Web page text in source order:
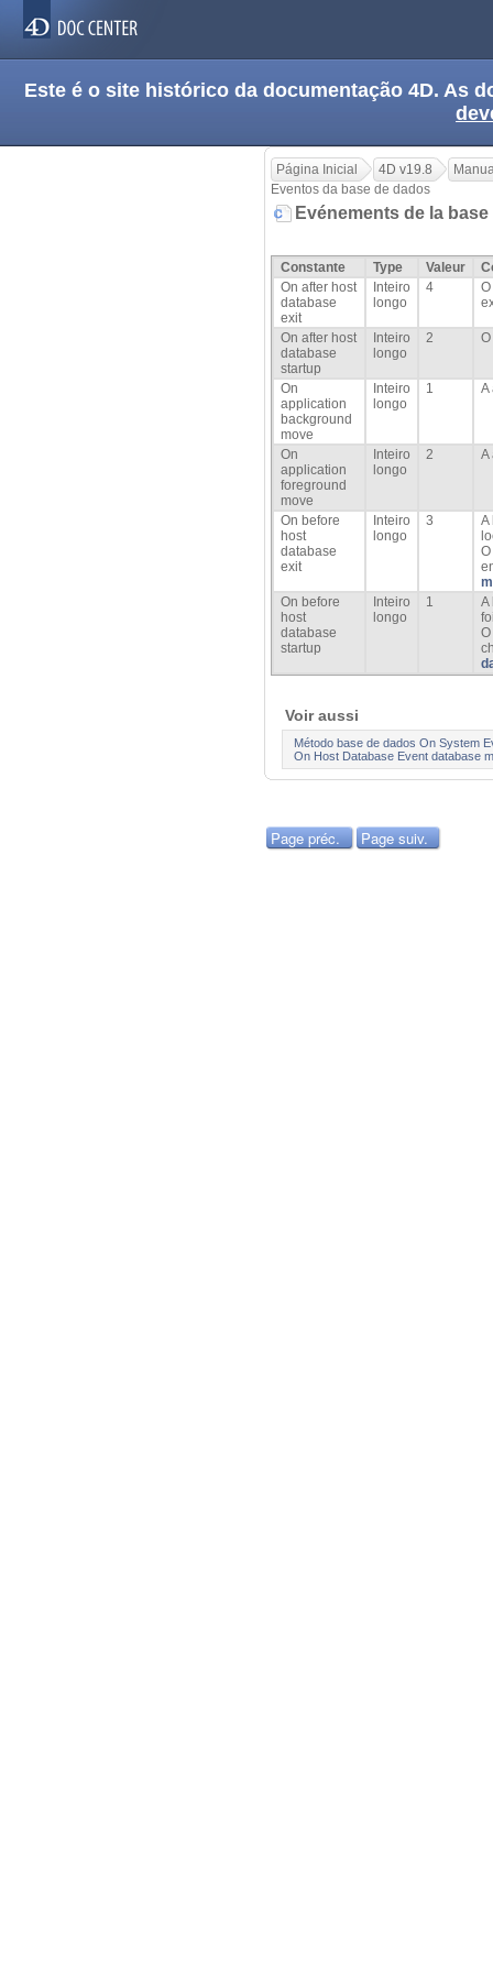
Este é o site histórico da documentação 4D. As
Página Inicial 4D v19.8
Eventos da base de dados
Evénements de la base
Constante Type Valeur
On after host
database
exit
Inteiro
longo
4
O
On after host
database
startup
Inteiro
longo
2
On
application
background
move
Inteiro
longo
1 A
On
application
foreground
move
Inteiro
longo
2 A
On before
host
database
exit
Inteiro
longo
3
A
O
On before
host
database
startup
Inteiro
longo
1
A
Voir aussi
Método base de dados On System
On Host Database Event database
Page préc. Page suiv.